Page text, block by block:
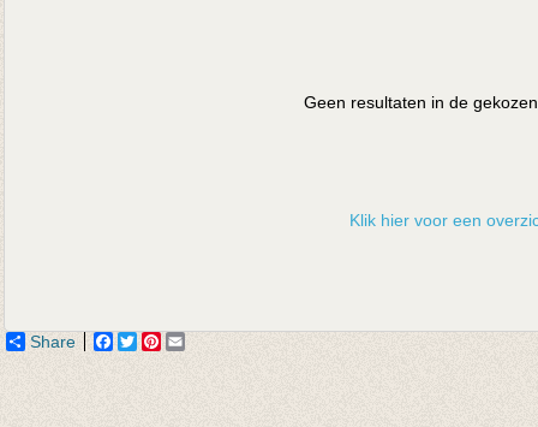
Geen resultaten in de
Klik hier voor een
Share Facebook
TwitterPinterest